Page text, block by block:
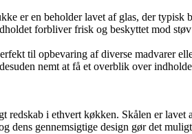
er en beholder lavet af glas, der
forbliver frisk og beskyttet mod
til opbevaring af diverse madvarer
nemt at få et overblik over
redskab i ethvert køkken. Skålen er lavet
dens gennemsigtige design gør det